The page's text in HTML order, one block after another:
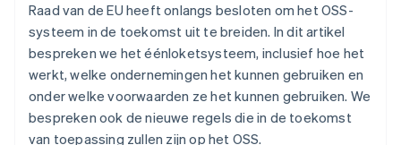
Raad van de EU heeft onlangs besloten om het OSS-
systeem in de toekomst uit te breiden. In dit artikel
bespreken we het éénloketsysteem, inclusief hoe het
werkt, welke ondernemingen het kunnen gebruiken en
onder welke voorwaarden ze het kunnen gebruiken. We
bespreken ook de nieuwe regels die in de toekomst
van toepassing zullen zijn op het OSS.